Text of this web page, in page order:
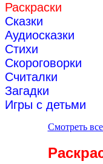
Раскраски
Сказки
Аудиосказки
Стихи
Скороговорки
Считалки
Загадки
Игры с детьми
Смотреть